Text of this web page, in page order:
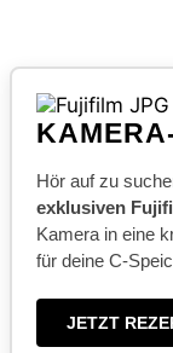
Hör auf zu
exklusiven
Kamera in eine
für deine C-
JETZT